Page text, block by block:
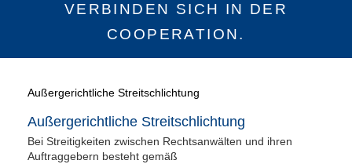
VERBINDEN SICH IN DER
COOPERATION.
Außergerichtliche Streitschlichtung
Außergerichtliche Streitschlichtung
Bei Streitigkeiten zwischen Rechtsanwälten und ihren
Auftraggebern besteht gemäß